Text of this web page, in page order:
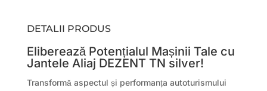
DETALII PRODUS
Eliberează Potențialul Mașinii Tale cu
Jantele Aliaj DEZENT TN silver!
Transformă aspectul și performanța autoturismului